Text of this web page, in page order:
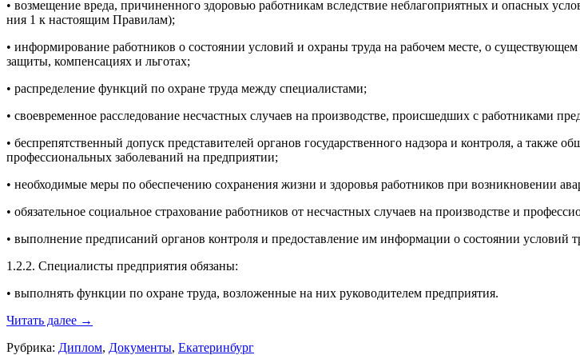
• воз­ме­щение вре­да, при­чинен­но­го здо­ровью ра­бот­ни­кам вследс­твие неб­ла­гоп­ри­ят­ных и опас­ных
ния 1 к нас­то­ящим Пра­вилам);
• ин­форми­рова­ние ра­бот­ни­ков о сос­то­янии ус­ло­вий и ох­ра­ны тру­да на ра­бочем мес­те, о
за­щиты, ком­пенса­ци­ях и ль­го­тах;
• рас­пре­деле­ние фун­кций по ох­ра­не тру­да меж­ду спе­ци­алис­та­ми;
• сво­ев­ре­мен­ное рас­сле­дова­ние нес­час­тных слу­ча­ев на про­из­водс­тве, про­ис­шедших с ра­бот­ни­ками
• бес­пре­пятс­твен­ный до­пуск пред­ста­вите­лей ор­га­нов го­сударс­твен­но­го над­зо­ра и кон­тро­ля, а так­же
про­фес­си­ональ­ных за­боле­ваний на пред­при­ятии;
• не­об­хо­димые ме­ры по обес­пе­чению сох­ра­нения жиз­ни и здо­ровья ра­бот­ни­ков при воз­никно­вении
• обя­затель­ное со­ци­аль­ное стра­хова­ние ра­бот­ни­ков от нес­час­тных слу­ча­ев на про­из­водс­тве и
• вы­пол­не­ние пред­пи­саний ор­га­нов кон­тро­ля и пре­дос­тавле­ние им ин­форма­ции о сос­то­янии
1.2.2. Спе­ци­алис­ты пред­при­ятия обя­заны:
• вы­пол­нять фун­кции по ох­ра­не тру­да, воз­ло­жен­ные на них ру­ково­дите­лем пред­при­ятия.
Читать далее →
Рубрика: Диплом, Документы, Екатеринбург